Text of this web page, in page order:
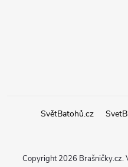
SvětBatohů.cz
Copyright 2026 Brašničky.cz.